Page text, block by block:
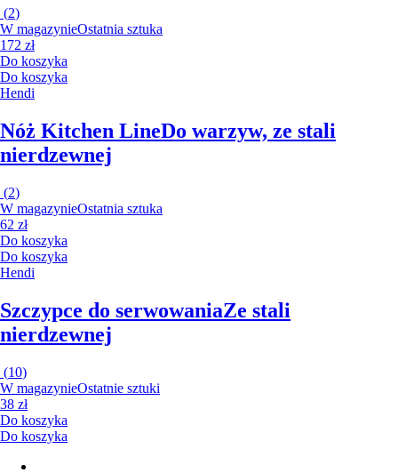
(2)
W magazynieOstatnia sztuka
172 zł
Do koszyka
Do koszyka
Hendi
Nóż Kitchen LineDo warzyw, ze stali
nierdzewnej
(2)
W magazynieOstatnia sztuka
62 zł
Do koszyka
Do koszyka
Hendi
Szczypce do serwowaniaZe stali
nierdzewnej
(10)
W magazynieOstatnie sztuki
38 zł
Do koszyka
Do koszyka